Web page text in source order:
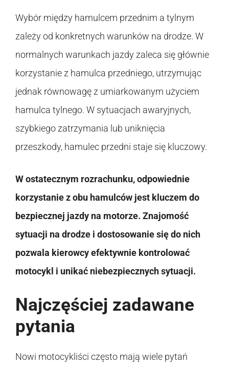
Wybór między hamulcem przednim a tylnym
zależy od konkretnych warunków na drodze. W
normalnych warunkach jazdy zaleca się głównie
korzystanie z hamulca przedniego, utrzymując
jednak równowagę z umiarkowanym użyciem
hamulca tylnego. W sytuacjach awaryjnych,
szybkiego zatrzymania lub uniknięcia
przeszkody, hamulec przedni staje się kluczowy.
W ostatecznym rozrachunku, odpowiednie
korzystanie z obu hamulców jest kluczem do
bezpiecznej jazdy na motorze. Znajomość
sytuacji na drodze i dostosowanie się do nich
pozwala kierowcy efektywnie kontrolować
motocykl i unikać niebezpiecznych sytuacji.
Najczęściej zadawane
pytania
Nowi motocykliści często mają wiele pytań